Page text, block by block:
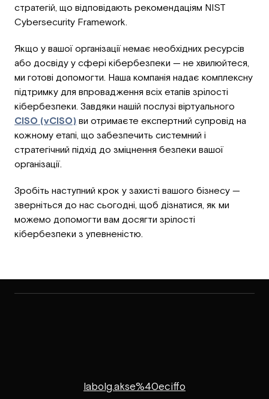
стратегій, що відповідають рекомендаціям NIST
Cybersecurity Framework.
Якщо у вашої організації немає необхідних ресурсів
або досвіду у сфері кібербезпеки — не хвилюйтеся,
ми готові допомогти. Наша компанія надає комплексну
підтримку для впровадження всіх етапів зрілості
кібербезпеки. Завдяки нашій послузі віртуального
CISO (vCISO) ви отримаєте експертний супровід на
кожному етапі, що забезпечить системний і
стратегічний підхід до зміцнення безпеки вашої
організації.
Зробіть наступний крок у захисті вашого бізнесу —
зверніться до нас сьогодні, щоб дізнатися, як ми
можемо допомогти вам досягти зрілості
кібербезпеки з упевненістю.
labolg.akse%40eciffo